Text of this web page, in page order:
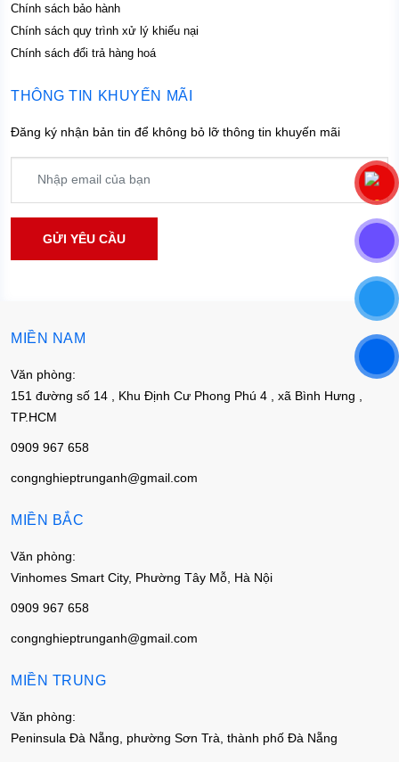
Chính sách bảo hành
Chính sách quy trình xử lý khiếu nại
Chính sách đổi trả hàng hoá
THÔNG TIN KHUYẾN MÃI
Đăng ký nhận bản tin để không bỏ lỡ thông tin khuyến mãi
MIỀN NAM
Văn phòng:
151 đường số 14 , Khu Định Cư Phong Phú 4 , xã Bình Hưng ,
TP.HCM
0909 967 658
congnghieptrunganh@gmail.com
MIỀN BẮC
Văn phòng:
Vinhomes Smart City, Phường Tây Mỗ, Hà Nội
0909 967 658
congnghieptrunganh@gmail.com
MIỀN TRUNG
Văn phòng:
Peninsula Đà Nẵng, phường Sơn Trà, thành phố Đà Nẵng